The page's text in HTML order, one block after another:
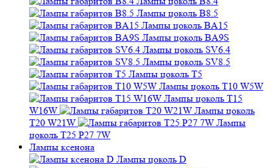
Лампы цоколь B8.5
Лампы цоколь BA15
Лампы цоколь BA9S
Лампы цоколь SV6.4
Лампы цоколь SV8.5
Лампы цоколь T5
Лампы цоколь T10 W5W
Лампы цоколь T15
W16W
Лампы цоколь
T20 W21W
Лампы
цоколь T25 P27 7W
Лампы ксенона
Лампы цоколь D